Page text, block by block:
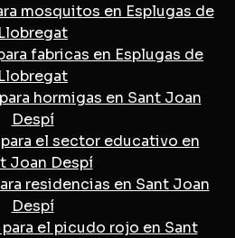
mosquitos en Esplugas de
Llobregat
fabricas en Esplugas de
Llobregat
hormigas en Sant Joan
Despí
el sector educativo en
Joan Despí
residencias en Sant Joan
Despí
el picudo rojo en Sant